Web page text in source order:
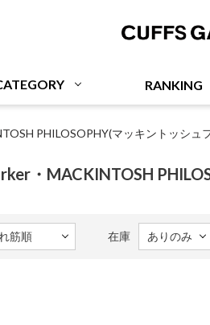
RANKING
PHILOSOPHY(マッキントッシュ
・MACKINTOSH
在庫